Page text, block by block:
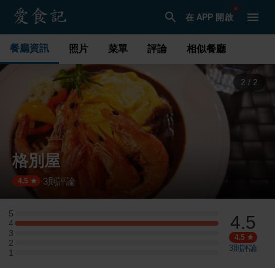
在 APP 開啟
餐廳資訊 照片 菜單 評論 相似餐廳
1 / 2
格別屋
4.5 ·3則評論
5
5 星：0 則評論
4
4 星：1 則評論
3
3 星：0 則評論
2
2 星：0 則評論
1
1 星：0 則評論
4.5
4.5
3則評論